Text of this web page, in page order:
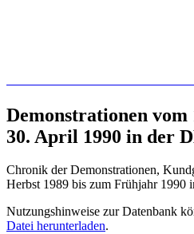
Demonstrationen vom
30. April 1990 in der
Chronik der Demonstrationen,
Herbst 1989 bis zum Frühjahr 1990
Nutzungshinweise zur Datenbank
Datei herunterladen.